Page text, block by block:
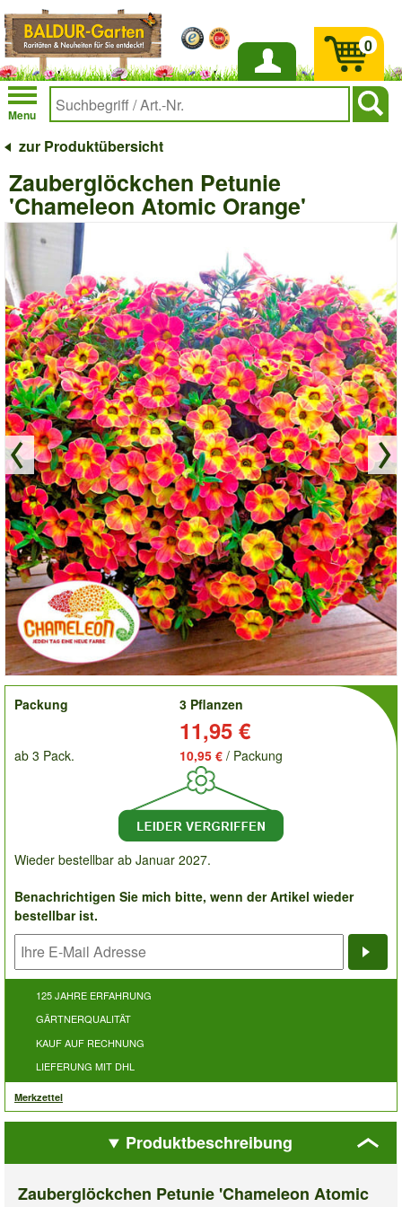
Anmelden
Menu
0
zur Produktübersicht
Zauberglöckchen Petunie
'Chameleon Atomic Orange'
order
Packung
3 Pflanzen
11,95 €
ab 3 Pack. 10,95 € / Packung
Wieder bestellbar ab Januar 2027.
Benachrichtigen Sie mich bitte, wenn der Artikel wieder
bestellbar ist.
125 JAHRE ERFAHRUNG
GÄRTNERQUALITÄT
KAUF AUF RECHNUNG
LIEFERUNG MIT DHL
Merkzettel
Produktbeschreibung
Zauberglöckchen Petunie 'Chameleon Atomic